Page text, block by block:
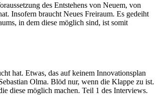
des Entstehens von Neuem, von
Insofern braucht Neues Freiraum. Es gedeiht
in dem diese möglich sind, ist somit
hat. Etwas, das auf keinem Innovationsplan
Olma. Blöd nur, wenn die Klappe zu ist.
diese möglich machen. Teil 1 des Interviews.